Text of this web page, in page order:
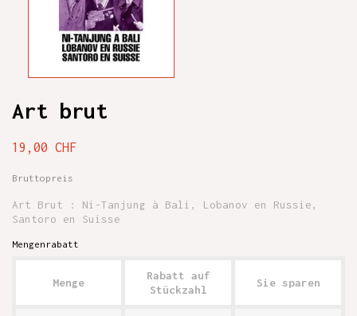
Art brut
19,00 CHF
Bruttopreis
Art Brut : Ni-Tanjung à Bali, Lobanov en Russie,
Santoro en Suisse
Mengenrabatt
Menge
Rabatt auf
Stückzahl
Sie sparen